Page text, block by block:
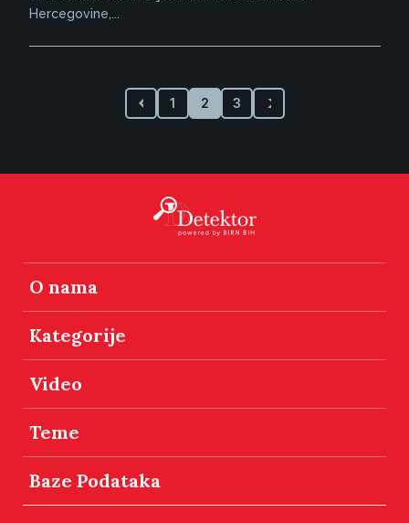
Hercegovine,...
1 2 3
O nama
Kategorije
Video
Teme
Baze Podataka